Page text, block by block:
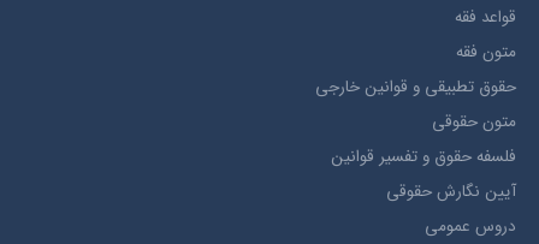
قواعد فقه
متون فقه
حقوق تطبيقي و قوانین خارجی
متون حقوقي
فلسفه حقوق و تفسیر قوانین
آیین نگارش حقوقی
دروس عمومی